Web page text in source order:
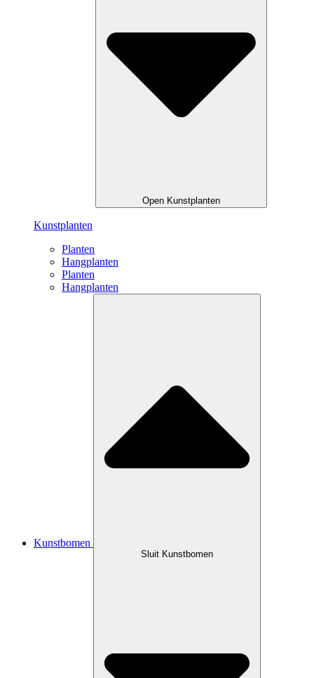
Open Kunstplanten
Kunstplanten
Planten
Hangplanten
Planten
Hangplanten
Kunstbomen
Sluit Kunstbomen